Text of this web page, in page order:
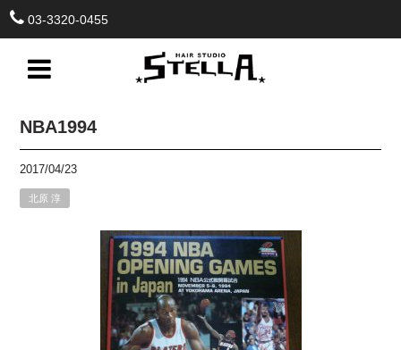
03-3320-0455
NBA1994
2017/04/23
北原 淳